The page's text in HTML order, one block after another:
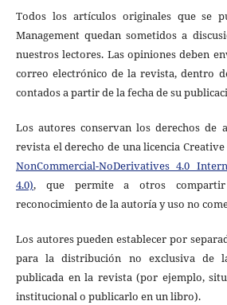
Todos los artículos originales que se
Management quedan sometidos a
nuestros lectores. Las opiniones deben
correo electrónico de la revista, dentro
contados a partir de la fecha de su
Los autores conservan los derechos de
revista el derecho de una licencia
NonCommercial-NoDerivatives 4.0
4.0), que permite a otros
reconocimiento de la autoría y uso no
Los autores pueden establecer por
para la distribución no exclusiva de
publicada en la revista (por ejemplo,
institucional o publicarlo en un libro).